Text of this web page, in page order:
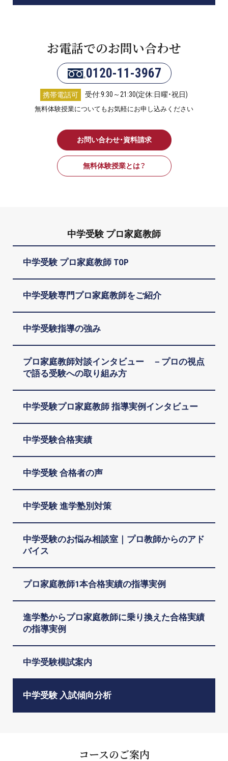
お電話でのお問い合わせ
0120-11-3967
携帯電話可 受付:9:30～21:30(定休:日曜・祝日)
無料体験授業についてもお気軽にお申し込みください
お問い合わせ・資料請求
無料体験授業とは？
中学受験 プロ家庭教師
中学受験 プロ家庭教師 TOP
中学受験専門プロ家庭教師をご紹介
中学受験指導の強み
プロ家庭教師対談インタビュー －プロの視点
で語る受験への取り組み方
中学受験プロ家庭教師 指導実例インタビュー
中学受験合格実績
中学受験 合格者の声
中学受験 進学塾別対策
中学受験のお悩み相談室｜プロ教師からのアド
バイス
プロ家庭教師1本合格実績の指導実例
進学塾からプロ家庭教師に乗り換えた合格実績
の指導実例
中学受験模試案内
中学受験 入試傾向分析
コースのご案内